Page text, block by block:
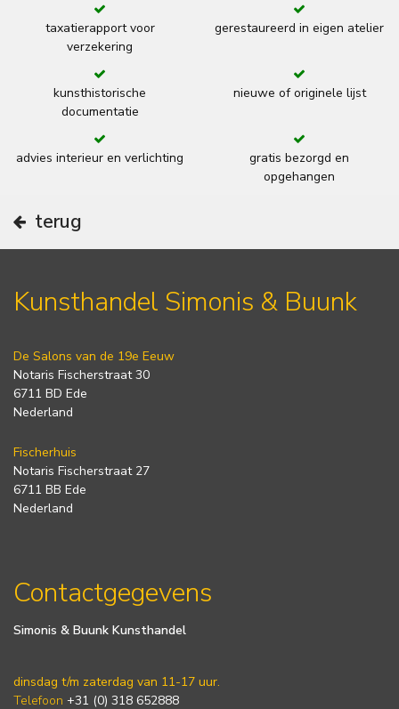
taxatierapport voor
verzekering
gerestaureerd in eigen atelier
kunsthistorische
documentatie
nieuwe of originele lijst
advies interieur en verlichting
gratis bezorgd en
opgehangen
terug
Kunsthandel Simonis & Buunk
De Salons van de 19e Eeuw
Notaris Fischerstraat 30
6711 BD Ede
Nederland
Fischerhuis
Notaris Fischerstraat 27
6711 BB Ede
Nederland
Contactgegevens
Simonis & Buunk Kunsthandel
dinsdag t/m zaterdag van 11-17 uur.
Telefoon +31 (0) 318 652888